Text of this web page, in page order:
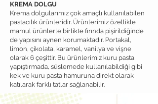
KREMA DOLGU
Krema dolgularımız çok amaçlı kullanılabilen
pastacılık ürünleridir. Ürünlerimiz özellikle
mamul ürünlerle birlikte fırında pişirildiğinde
de yapısını aynen korumaktadır. Portakal,
limon, çikolata, karamel, vanilya ve vişne
olarak 6 çeşittir. Bu ürünlerimiz kuru pasta
yapıştırmada, süslemede kullanılabildiği gibi
kek ve kuru pasta hamuruna direkt olarak
katılarak farklı tatlar sağlanabilir.